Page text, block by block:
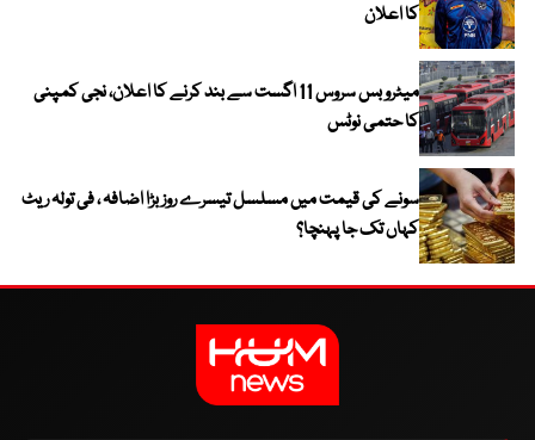
کا اعلان
میٹرو بس سروس 11 اگست سے بند کرنے کا اعلان، نجی کمپنی
کا حتمی نوٹس
سونے کی قیمت میں مسلسل تیسرے روز بڑا اضافہ ، فی تولہ ریٹ
کہاں تک جا پہنچا؟